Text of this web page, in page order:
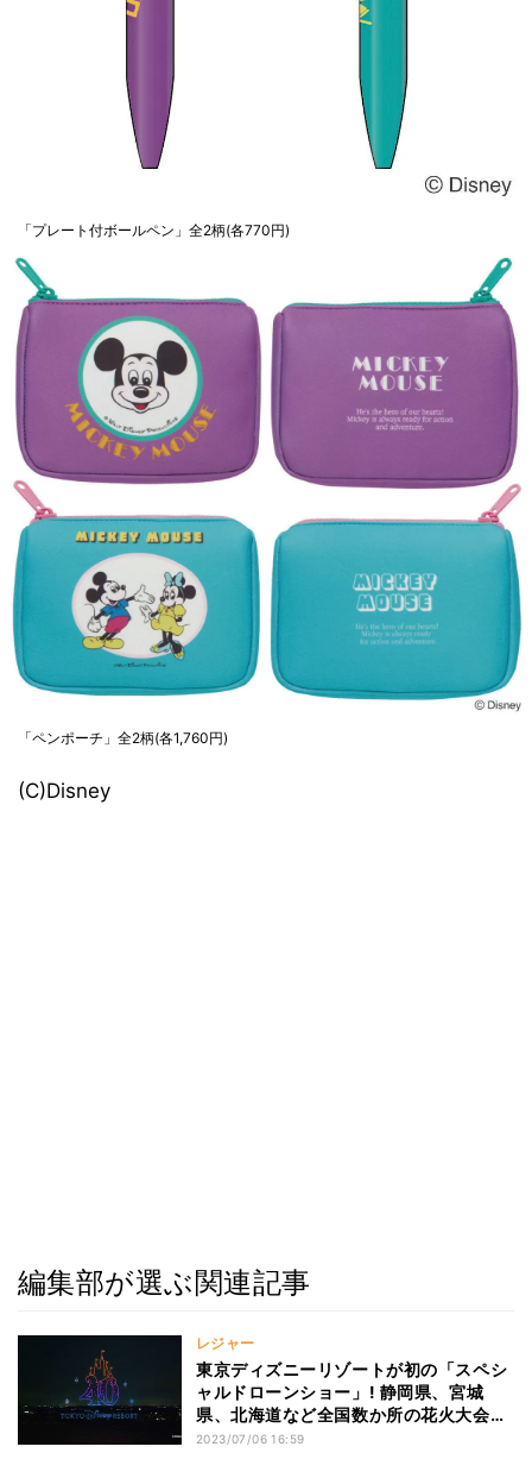
「プレート付ボールペン」全2柄(各770円)
「ペンポーチ」全2柄(各1,760円)
(C)Disney
編集部が選ぶ関連記事
レジャー
東京ディズニーリゾートが初の「スペシ
ャルドローンショー」! 静岡県、宮城
県、北海道など全国数か所の花火大会で
実施
2023/07/06 16:59